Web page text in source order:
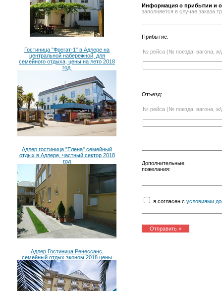
Гостиница "Фрегат-1" в Адлере на
центральной набережной, для
семейного отдыха, цены на лето 2018
год.
Адлер гостиница "Елена" семейный
отдых в Адлере, частный сектор 2018
год
Адлер Гостиница Ренессанс,
семейный отдых эконом 2018 цены
Информация о прибытии и
заполняется в случае заказа
Прибытие:
№ рейса (№ поезда, вагона, ж/
Отъезд:
№ рейса (№ поезда, вагона, ж/
Дополнительные
пожелания:
я согласен с условиями